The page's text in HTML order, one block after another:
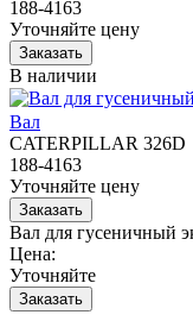
188-4163
Уточняйте цену
В наличии
Вал
CATERPILLAR 326D
188-4163
Уточняйте цену
Вал для гусеничный
Цена:
Уточняйте